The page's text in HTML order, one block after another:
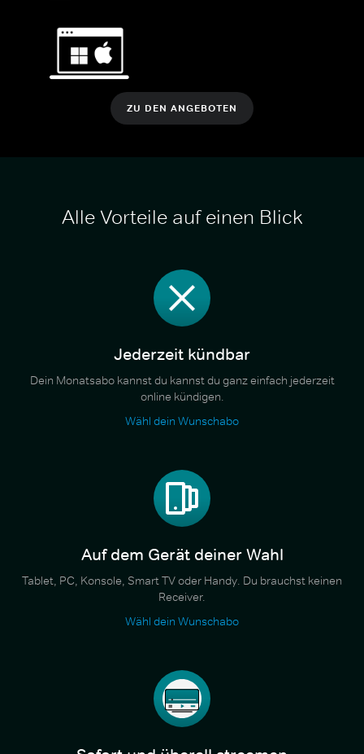
ZU DEN ANGEBOTEN
Alle Vorteile auf einen Blick
Jederzeit kündbar
Dein Monatsabo kannst du kannst du ganz einfach jederzeit
online kündigen.
Wähl dein Wunschabo
Auf dem Gerät deiner Wahl
Tablet, PC, Konsole, Smart TV oder Handy. Du brauchst keinen
Receiver.
Wähl dein Wunschabo